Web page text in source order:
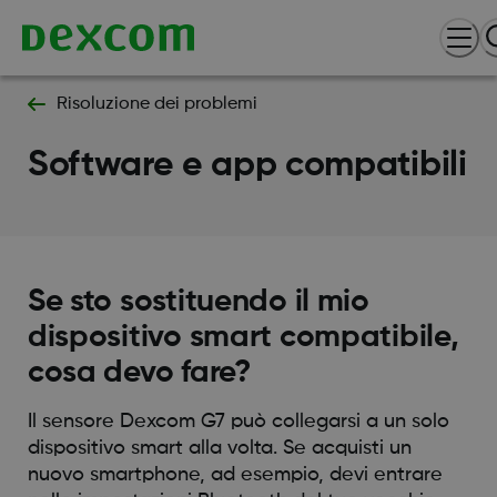
Risoluzione dei problemi
Software e app compatibili
Se sto sostituendo il mio
dispositivo smart compatibile,
cosa devo fare?
Il sensore Dexcom G7 può collegarsi a un solo
dispositivo smart alla volta. Se acquisti un
nuovo smartphone, ad esempio, devi entrare